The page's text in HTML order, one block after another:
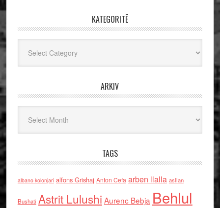
KATEGORITË
ARKIV
TAGS
albano kolonjari alfons Grishaj Anton Cefa arben llalla asllan
Bushati Astrit Lulushi Aurenc Bebja Behlul